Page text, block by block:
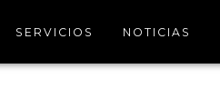
SERVICIOS NOTICIAS